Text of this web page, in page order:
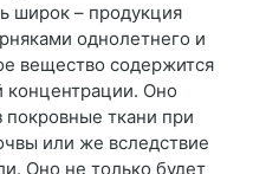
широк – продукция
однолетнего и
вещество содержится
концентрации. Оно
покровные ткани при
или же вследствие
Оно не только будет